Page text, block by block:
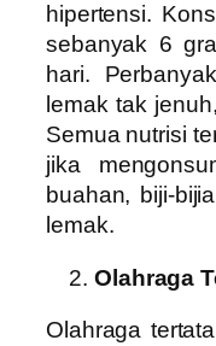
hipertensi.
sebanyak 6
hari.
lemak tak
Semua nutrisi
jika
buahan, biji-
lemak.
Olahraga
Olahraga